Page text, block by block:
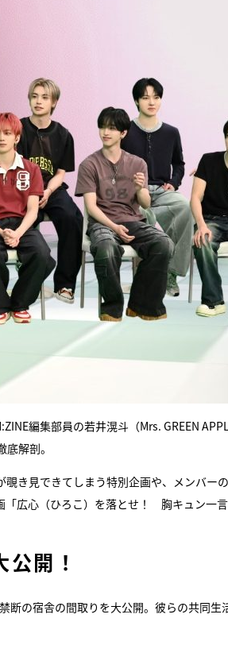
編集部員の若井滉斗（Mrs. GREEN
解剖。
き見できてしまう特別企画や、メンバー
広心（ひろこ）を落とせ！ 胸キュン一
開！
の宿舎の間取りを大公開。彼らの共同生